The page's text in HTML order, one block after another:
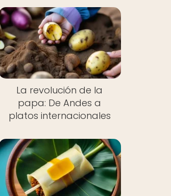
La revolución de la
papa: De Andes a
platos internacionales